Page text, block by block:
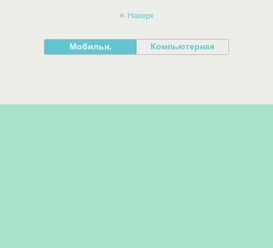
Наверх
Мобильн. Компьютерная